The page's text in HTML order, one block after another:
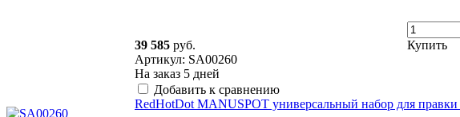
39 585 руб.
Купить
Артикул: SA00260
На заказ 5 дней
Добавить к сравнению
RedHotDot MANUSPOT универсальный набор для правки